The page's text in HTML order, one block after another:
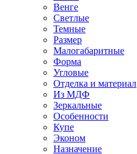
Венге
Светлые
Темные
Размер
Малогабаритные
Форма
Угловые
Отделка и материал
Из МДФ
Зеркальные
Особенности
Купе
Эконом
Назначение